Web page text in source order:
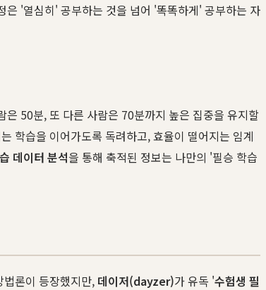
은 '열심히' 공부하는 것을 넘어 '똑똑하게' 공부하는 자
50분, 또 다른 사람은 70분까지 높은 집중을 유지할
학습을 이어가도록 독려하고, 효율이 떨어지는 임계
데이터 분석을 통해 축적된 정보는 나만의 '필승 학습
론이 등장했지만, 데이저(dayzer)가 유독 '수험생 필